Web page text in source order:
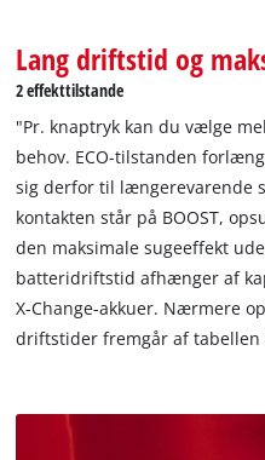
Lang driftstid og
2 effekttilstande
"Pr. knaptryk kan du vælge
behov. ECO-tilstanden
sig derfor til længerevarende
kontakten står på BOOST,
den maksimale sugeeffekt
batteridriftstid afhænger af
X-Change-akkuer. Nærmere
driftstider fremgår af tabellen